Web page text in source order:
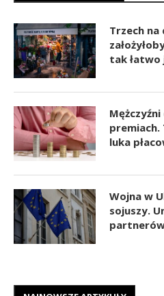
Trzech
tak łatwo
premiach.
luka
Wojna w
sojuszy.